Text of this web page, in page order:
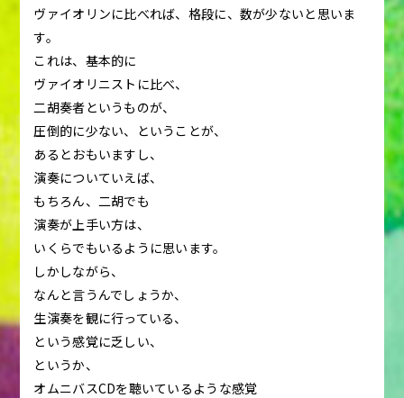
ヴァイオリンに比べれば、格段に、数が少ないと思いま
す。
これは、基本的に
ヴァイオリニストに比べ、
二胡奏者というものが、
圧倒的に少ない、ということが、
あるとおもいますし、
演奏についていえば、
もちろん、二胡でも
演奏が上手い方は、
いくらでもいるように思います。
しかしながら、
なんと言うんでしょうか、
生演奏を観に行っている、
という感覚に乏しい、
というか、
オムニバスCDを聴いているような感覚